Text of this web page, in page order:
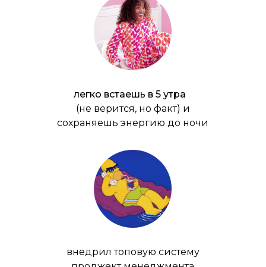
легко встаешь в 5 утра
(не верится, но факт) и
сохраняешь энергию до ночи
внедрил топовую систему